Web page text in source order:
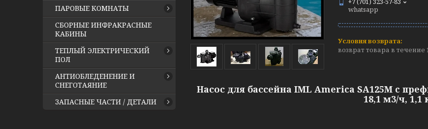
whatsapp
возврат товара в течение
Насос для бассейна IML America SA125М c
18,1 м3/ч, 1,1
ПАРОВЫЕ КОМНАТЫ
СБОРНЫЕ ИНФРАКРАСНЫЕ
КАБИНЫ
ТЕПЛЫЙ ЭЛЕКТРИЧЕСКИЙ
ПОЛ
АНТИОБЛЕДЕНЕНИЕ И
СНЕГОТАЯНИЕ
ЗАПАСНЫЕ ЧАСТИ / ДЕТАЛИ